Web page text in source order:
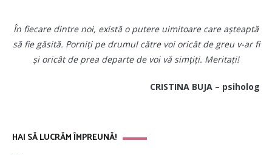
În fiecare dintre noi, există o putere uimitoare care așteaptă
să fie găsită. Porniți pe drumul către voi oricât de greu v-ar fi
și oricât de prea departe de voi vă simțiți. Meritați!
CRISTINA BUJA – psiholog
HAI SĂ LUCRĂM ÎMPREUNĂ!